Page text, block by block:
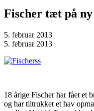
Fischer tæt på
5. februar 2013
5. februar 2013
18 årige Fischer har fået et
og har tiltrukket et hav